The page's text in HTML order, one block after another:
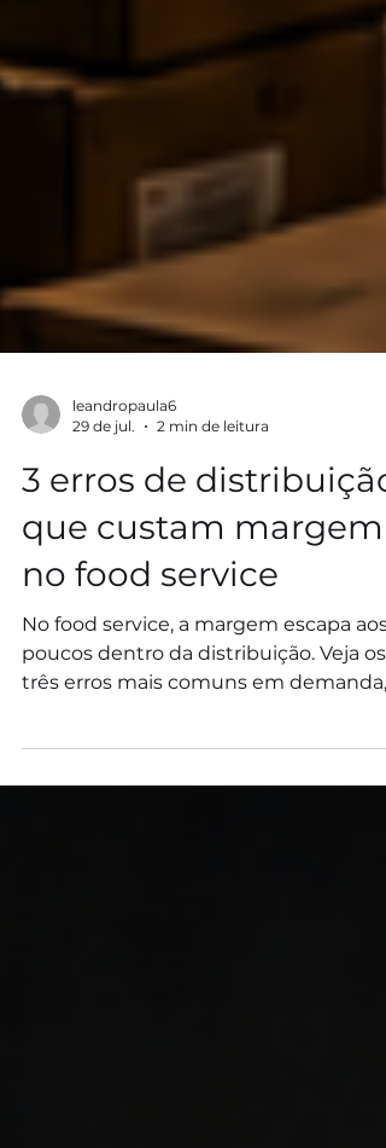
leandropaula6
2 min de leitura
3 erros de distribuição
que custam margem
no food service